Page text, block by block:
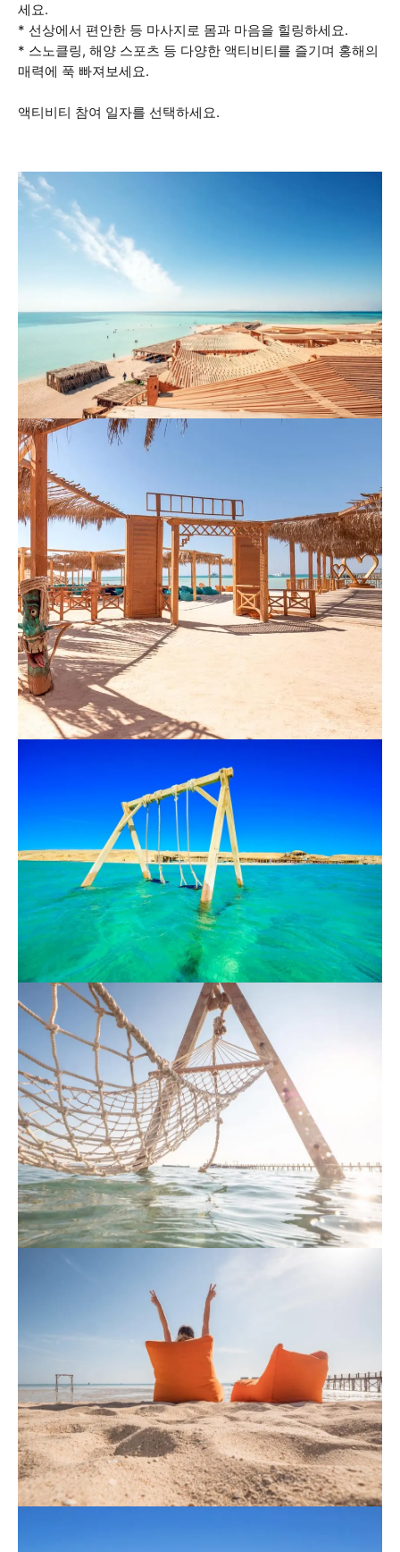
세요.
* 선상에서 편안한 등 마사지로 몸과 마음을 힐링하세요.
* 스노클링, 해양 스포츠 등 다양한 액티비티를 즐기며 홍해의
매력에 푹 빠져보세요.
액티비티 참여 일자를 선택하세요.